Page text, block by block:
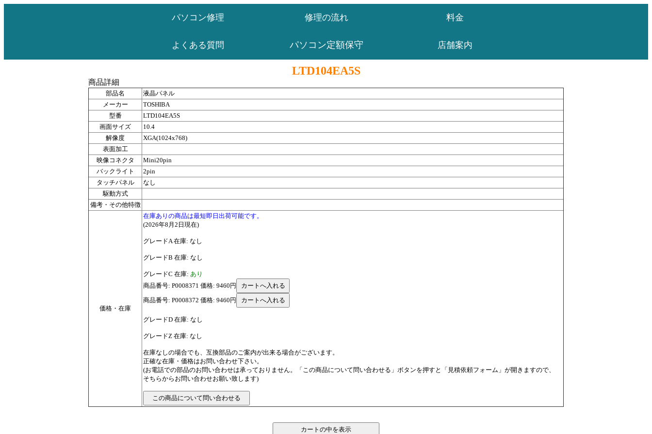
パソコン修理 修理の流れ 料金
よくある質問 パソコン定額保守 店舗案内
LTD104EA5S
商品詳細
部品名
液晶パネル
メーカー
TOSHIBA
型番
LTD104EA5S
画面サイズ
10.4
解像度
XGA(1024x768)
表面加工
映像コネクタ
Mini20pin
バックライト
2pin
タッチパネル
なし
駆動方式
備考・その他特徴
価格・在庫
在庫ありの商品は最短即日出荷可能です。
(2026年8月2日現在)
グレードA 在庫: なし
グレードB 在庫: なし
グレードC 在庫: あり
商品番号: P0008371 価格: 9460円
商品番号: P0008372 価格: 9460円
グレードD 在庫: なし
グレードZ 在庫: なし
在庫なしの場合でも、互換部品のご案内が出来る場合がございます。
正確な在庫・価格はお問い合わせ下さい。
(お電話での部品のお問い合わせは承っておりません。「この商品について問い合わせる」ボタンを押すと「見積依頼フォーム」が開きますので、
そちらからお問い合わせお願い致します)